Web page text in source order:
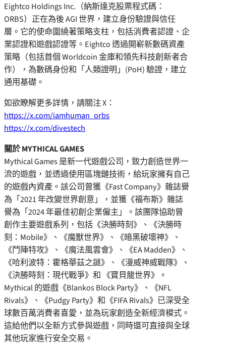
Eightco Holdings Inc.（納斯達克股票程式碼：
ORBS）正在為後 AGI 世界，建立身份驗證與信任
層。它的使命圍繞著策略支柱，包括消費者認證、企
業認證和遊戲認證等。Eightco 透過開嶄新數碼資產
策略（包括首個 Worldcoin 金庫和領先科技創新者合
作），為數碼身份和「人類證明」(PoH) 驗證，建立
通用基礎。
如欲瞭解更多詳情，請關注 X：
https://x.com/iamhuman_orbs
https://x.com/divestech
關於 MYTHICAL GAMES
Mythical Games 是新一代遊戲公司，致力創造世界一
流的遊戲，並透過使用區塊鏈技術，給玩家擁有自己
的遊戲內資產。該公司曾獲《Fast Company》雜誌譽
為「2021 年改變世界創意」，並獲《福布斯》雜誌
譽為「2024 年最佳初創企業僱主」。該團隊協助曾
創作主要遊戲系列，包括《決勝時刻》、《決勝時
刻：Mobile》、《魔獸世界》、《暗黑破壞神》、
《鬥陣特攻》、《魔法風雲會》、《EA Madden》、
《哈利波特：霍格華茲之謎》、《漫威神威戰隊》、
《決勝時刻：現代戰爭》和 《寶貝龍世界》。
Mythical 的遊戲《Blankos Block Party》、《NFL
Rivals》、《Pudgy Party》和《FIFA Rivals》已深受全
球數百萬消費者喜愛，並為玩家創造全新經濟模式。
這給他們以全新方式參與遊戲，同時還可直接與全球
其他玩家進行安全交易。